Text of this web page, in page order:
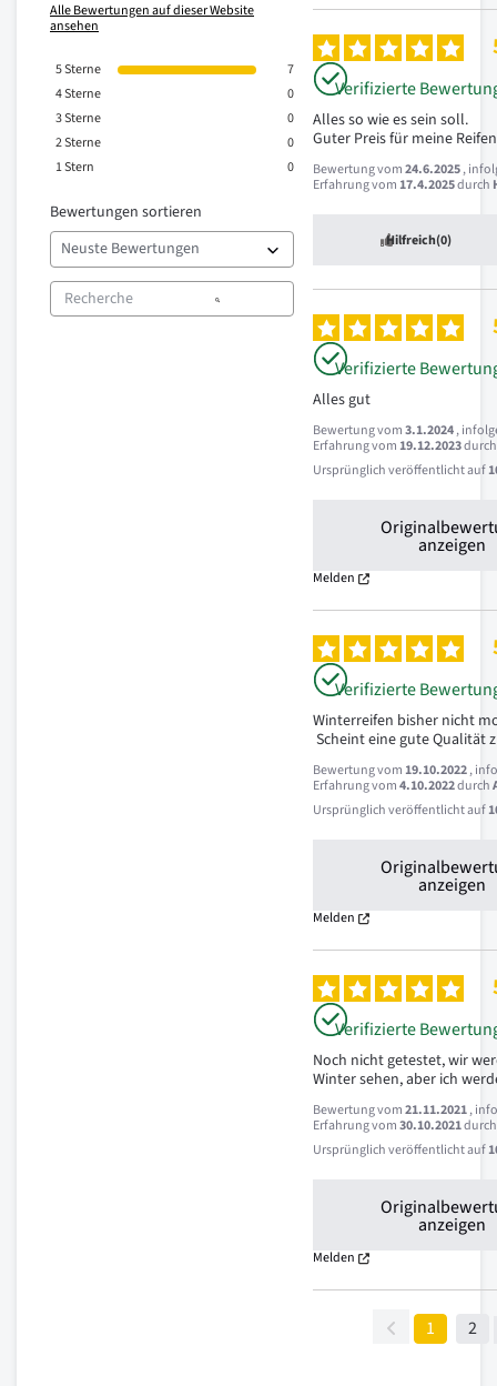
Alle Bewertungen auf dieser Website
ansehen
5Sterne
7
4Sterne
0
3Sterne
0
2Sterne
0
1Stern 0
Bewertungen sortieren
Verifizierte
Alles so wie es sein soll.
Guter Preis für meine
Bewertung vom24.6.2025,
Erfahrung vom17.4.2025durch
Hilfreich(0)
Verifizierte
Alles gut
Bewertung vom3.1.2024,
Erfahrung vom19.12.2023
Ursprünglich veröffentlicht auf
anzeigen
Melden
Verifizierte
Winterreifen bisher nicht
Scheint eine gute Qualität
Bewertung vom19.10.2022,
Erfahrung vom4.10.2022durch
Ursprünglich veröffentlicht auf
anzeigen
Melden
Verifizierte
Noch nicht getestet, wir
Winter sehen, aber ich
Bewertung vom21.11.2021,
Erfahrung vom30.10.2021
Ursprünglich veröffentlicht auf
anzeigen
Melden
1 2